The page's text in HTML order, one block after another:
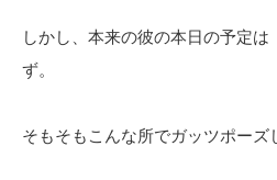
しかし、本来の彼の本日の予定
ず。
そもそもこんな所でガッツポーズ